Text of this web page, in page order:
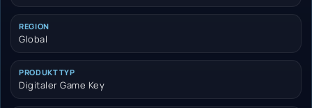
REGION
Global
PRODUKTTYP
Digitaler Game Key